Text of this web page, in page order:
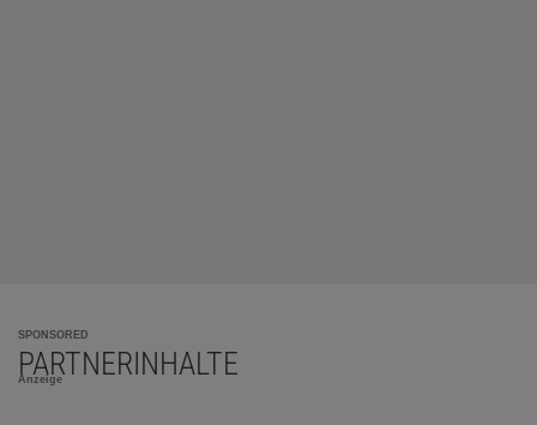
SPONSORED
PARTNERINHALTE
Anzeige